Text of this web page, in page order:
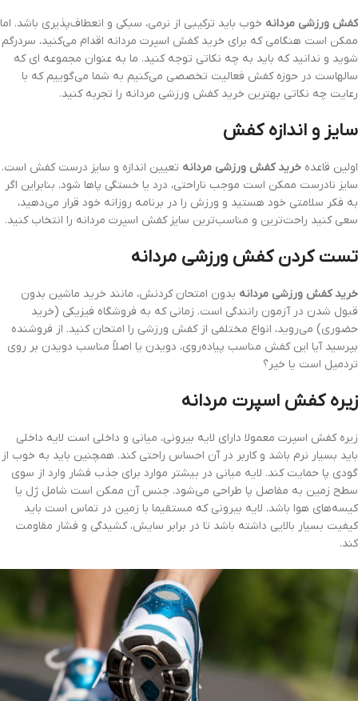
کفش ورزشی مردانه خوب باید ترکیبی از نرمی، سبکی و انعطاف‌پذیری باشد. اما
ممکن است هنگامی که برای خرید کفش اسپرت مردانه اقدام می‌کنید، سردرگم
شوید و ندانید که باید به چه نکاتی توجه کنید. ما به عنوان مجموعه ای که
سالهاست در حوزه کفش فعالیت تخصصی می‌کنیم به شما می‌گوییم که با
رعایت چه نکاتی بهترین خرید کفش ورزشی مردانه را تجربه کنید.
سایز و اندازه کفش
اولین قاعده خرید کفش ورزشی مردانه تعیین اندازه و سایز درست کفش است.
سایز نادرست ممکن است موجب ناراحتی، درد یا خستگی پاها شود. بنابراین اگر
به فکر سلامتی خود هستید و ورزش را در برنامه روزانه خود قرار می‌دهید،
سعی کنید راحت‌ترین و مناسب‌ترین سایز کفش اسپرت مردانه را انتخاب کنید.
تست کردن کفش ورزشی مردانه
خرید کفش ورزشی مردانه بدون امتحان کردنش، مانند خرید ماشین بدون
قبول شدن در آزمون رانندگی است. زمانی که به فروشگاه فیزیکی (خرید
حضوری) می‌روید، انواع مختلفی از کفش ورزشی را امتحان کنید. از فروشنده
بپرسید آیا این کفش مناسب پیاده‌روی، دویدن یا اصلاً مناسب دویدن بر روی
تردمیل است یا خیر؟
زیره کفش اسپرت مردانه
زیره کفش اسپرت معمولا دارای لایه بیرونی، میانی و داخلی است لایه داخلی
باید بسیار نرم باشد و کاربر در آن احساس راحتی کند. همچنین باید به خوب از
گودی پا حمایت کند. لایه میانی در بیشتر موارد برای جذب فشار وارد از سوی
سطح زمین به مفاصل پا طراحی می‌شود. جنس آن ممکن است شامل ژل یا
کیسه‌های هوا باشد. لایه بیرونی که مستقیما با زمین در تماس است باید
کیفیت بسیار بالایی داشته باشد تا در برابر سایش، کشیدگی و فشار مقاومت
کند.